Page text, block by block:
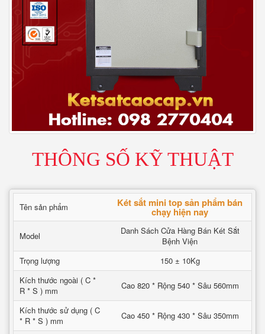
THÔNG SỐ KỸ THUẬT
Tên sản phẩm Két sắt mini top sản phẩm bán
chạy hiện nay
Model
Danh Sách Cửa Hàng Bán Két Sắt
Bệnh Viện
Trọng lượng
150 ± 10Kg
Kích thước ngoài ( C *
R * S ) mm
Cao 820 * Rộng 540 * Sâu 560mm
Kích thước sử dụng ( C
* R * S ) mm
Cao 450 * Rộng 430 * Sâu 350mm